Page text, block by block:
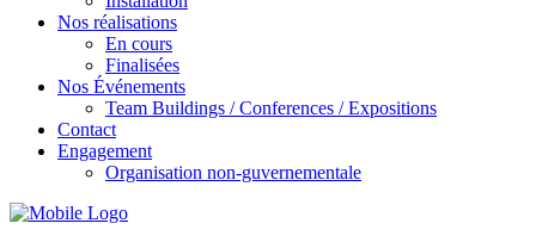
Nos réalisations
En cours
Finalisées
Nos Événements
Team Buildings / Conferences / Expositions
Contact
Engagement
Organisation non-guvernementale